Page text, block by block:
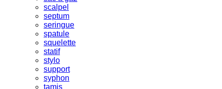
scalpel
septum
seringue
spatule
squelette
statif
stylo
support
syphon
tamis